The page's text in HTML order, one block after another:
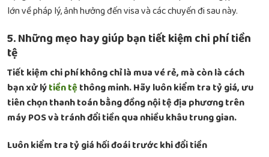
lớn về pháp lý, ảnh hưởng đến visa và các chuyến đi sau này.
5. Những mẹo hay giúp bạn tiết kiệm chi phí tiền
tệ
Tiết kiệm chi phí không chỉ là mua vé rẻ, mà còn là cách
bạn xử lýtiền tệ thông minh. Hãy luôn kiểm tra tỷ giá, ưu
tiên chọn thanh toán bằng đồng nội tệ địa phương trên
máy POS và tránh đổi tiền qua nhiều khâu trung gian.
Luôn kiểm tra tỷ giá hối đoái trước khi đổi tiền